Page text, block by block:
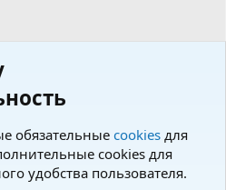
обязательные cookies для
cookies для
удобства пользователя.